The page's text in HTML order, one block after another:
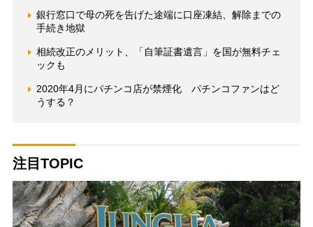
銀行窓口で母の死を告げた途端に口座凍結、解除までの
手続き地獄
相続改正のメリット、「自筆証書遺言」を国が無料チェ
ックも
2020年4月にパチンコ店が禁煙化 パチンコファンはど
うする？
注目TOPIC